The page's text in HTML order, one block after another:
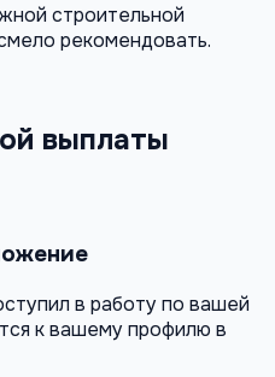
строительной
рекомендовать.
выплаты
в работу по вашей
к вашему профилю в